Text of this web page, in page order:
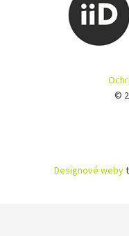
©
Designové weby